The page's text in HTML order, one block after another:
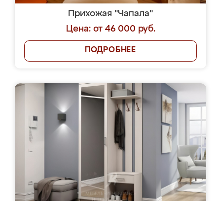
Прихожая "Чапала"
Цена: от 46 000 руб.
ПОДРОБНЕЕ